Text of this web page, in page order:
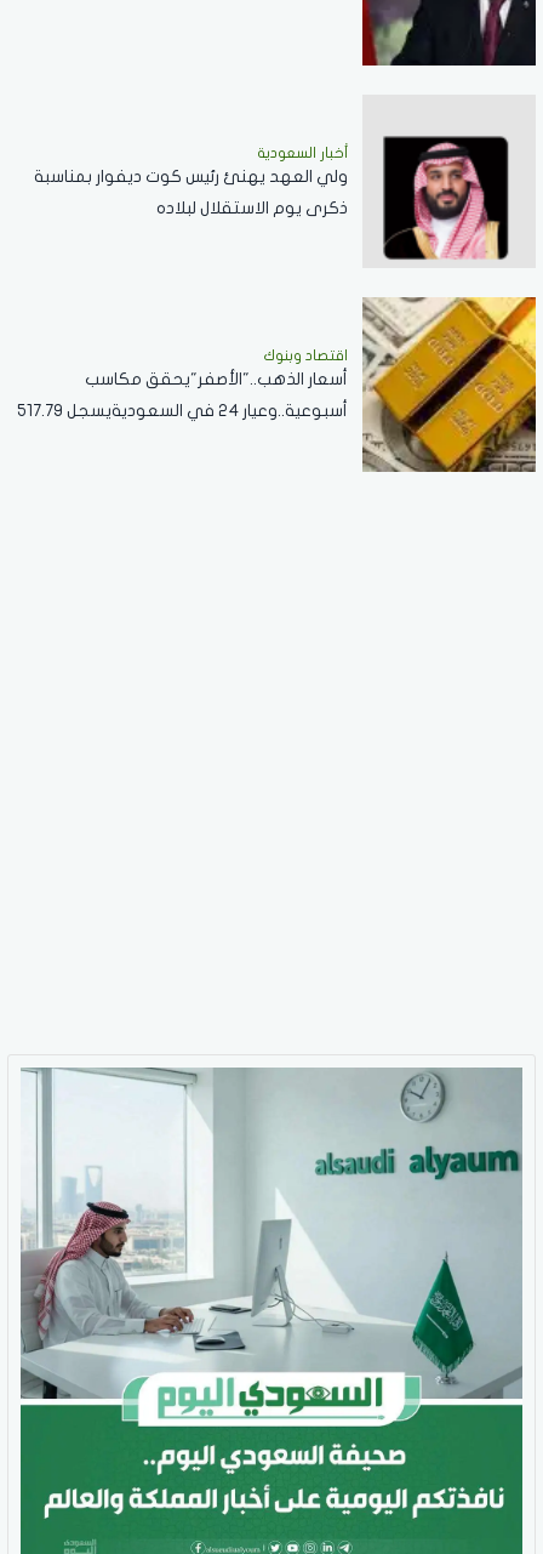
أخبار السعودية
ولي العهد يهنئ رئيس كوت ديفوار بمناسبة
ذكرى يوم الاستقلال لبلاده
اقتصاد وبنوك
أسعار الذهب.."الأصفر"يحقق مكاسب
أسبوعية..وعيار 24 في السعوديةيسجل 517.79